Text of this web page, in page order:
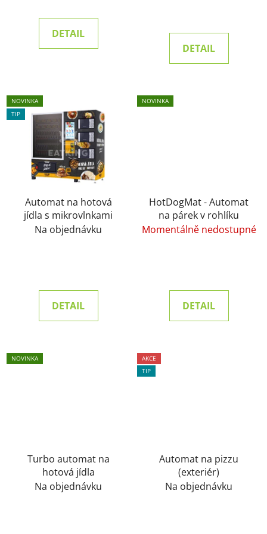
DETAIL
DETAIL
NOVINKA
TIP
Automat na hotová
jídla s mikrovlnkami
Na objednávku
DETAIL
NOVINKA
HotDogMat - Automat
na párek v rohlíku
Momentálně nedostupné
DETAIL
NOVINKA
Turbo automat na
hotová jídla
Na objednávku
AKCE
TIP
Automat na pizzu
(exteriér)
Na objednávku